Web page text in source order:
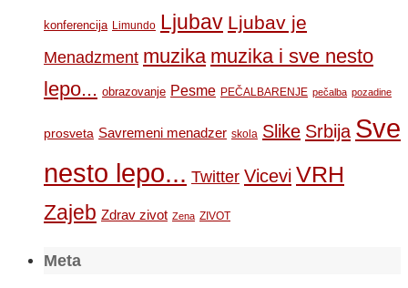
konferencija Limundo Ljubav Ljubav je
Menadzment muzika muzika i sve nesto
lepo... obrazovanje Pesme PEČALBARENJE pečalba pozadine
prosveta Savremeni menadzer skola Slike Srbija Sve
nesto lepo... Twitter Vicevi VRH
Zajeb Zdrav zivot Zena ZIVOT
Meta